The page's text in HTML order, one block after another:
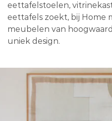
eettafelstoelen,
eettafels zoekt, bij Home
meubelen van
uniek design.